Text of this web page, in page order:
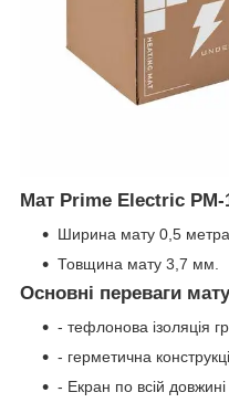
Мат Prime Electric PM-
Ширина мату 0,5
Товщина мату 3,7 мм.
Основні переваги
- тефлонова ізоляція
- герметична
- Екран по всій